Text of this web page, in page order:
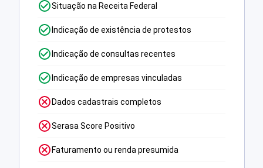
Situação na Receita Federal
Indicação de existência de protestos
Indicação de consultas recentes
Indicação de empresas vinculadas
Dados cadastrais completos
Serasa Score Positivo
Faturamento ou renda presumida